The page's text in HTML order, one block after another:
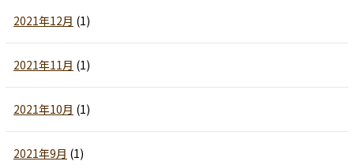
2021年12月 (1)
2021年11月 (1)
2021年10月 (1)
2021年9月 (1)